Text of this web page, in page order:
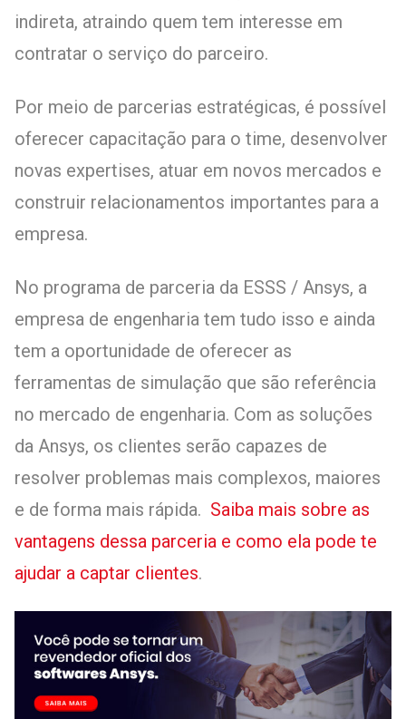
indireta, atraindo quem tem interesse em
contratar o serviço do parceiro.
Por meio de parcerias estratégicas, é possível
oferecer capacitação para o time, desenvolver
novas expertises, atuar em novos mercados e
construir relacionamentos importantes para a
empresa.
No programa de parceria da ESSS / Ansys, a
empresa de engenharia tem tudo isso e ainda
tem a oportunidade de oferecer as
ferramentas de simulação que são referência
no mercado de engenharia. Com as soluções
da Ansys, os clientes serão capazes de
resolver problemas mais complexos, maiores
e de forma mais rápida. Saiba mais sobre as
vantagens dessa parceria e como ela pode te
ajudar a captar clientes.